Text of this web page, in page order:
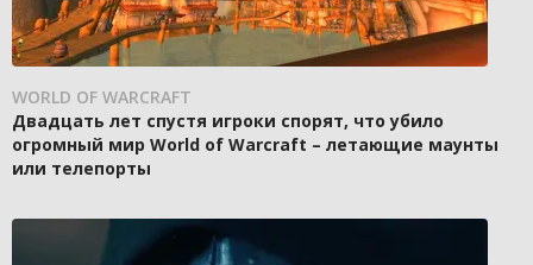
WORLD OF WARCRAFT
Двадцать лет спустя игроки спорят, что убило
огромный мир World of Warcraft – летающие маунты
или телепорты